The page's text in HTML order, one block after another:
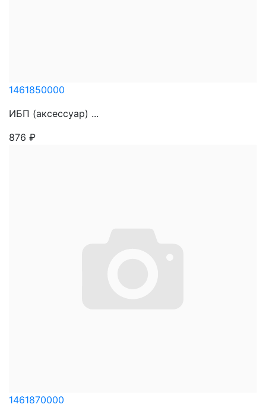
1461850000
ИБП (аксессуар) ...
876 ₽
1461870000